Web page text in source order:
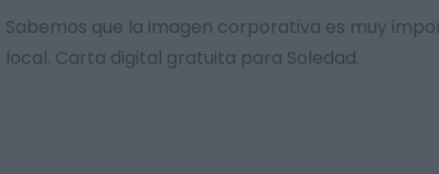
Sabemos que la imagen corporativa es muy
local. Carta digital gratuita para Soledad.